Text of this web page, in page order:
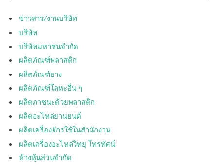
ข่าวสาร/งานบริษัท
บริษัท
บริษัทมหาชนจำกัด
ผลิตภัณฑ์พลาสติก
ผลิตภัณฑ์ยาง
ผลิตภัณฑ์โลหะอื่น ๆ
ผลิตภาชนะด้วยพลาสติก
ผลิตอะไหล่ยานยนต์
ผลิตเครื่องจักรใช้ในสำนักงาน
ผลิตเครื่องอะไหล่วิทยุ โทรทัศน์
ห้างหุ้นส่วนจำกัด